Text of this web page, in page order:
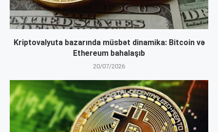
Kriptovalyuta bazarında müsbət dinamika: Bitcoin və
Ethereum bahalaşıb
20/07/2026